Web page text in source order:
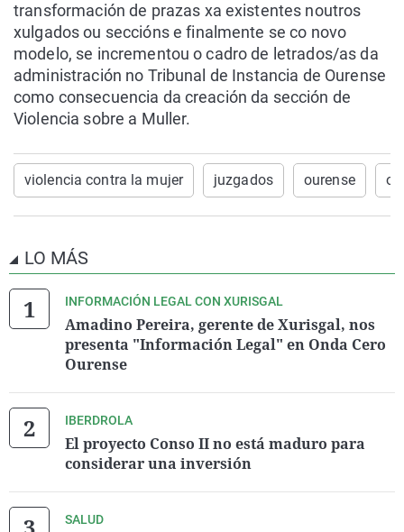
transformación de prazas xa existentes noutros
xulgados ou seccións e finalmente se co novo
modelo, se incrementou o cadro de letrados/as da
administración no Tribunal de Instancia de Ourense
como consecuencia da creación da sección de
Violencia sobre a Muller.
violencia contra la mujer juzgados ourense
LO MÁS
INFORMACIÓN LEGAL CON XURISGAL
Amadino Pereira, gerente de Xurisgal, nos
presenta "Información Legal" en Onda Cero
Ourense
IBERDROLA
El proyecto Conso II no está maduro para
considerar una inversión
SALUD